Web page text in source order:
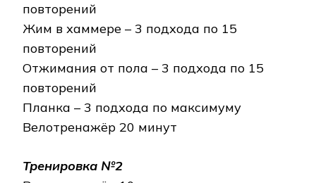
повторений
Жим в хаммере – 3 подхода по 15
повторений
Отжимания от пола – 3 подхода по 15
повторений
Планка – 3 подхода по максимуму
Велотренажёр 20 минут
Тренировка №2